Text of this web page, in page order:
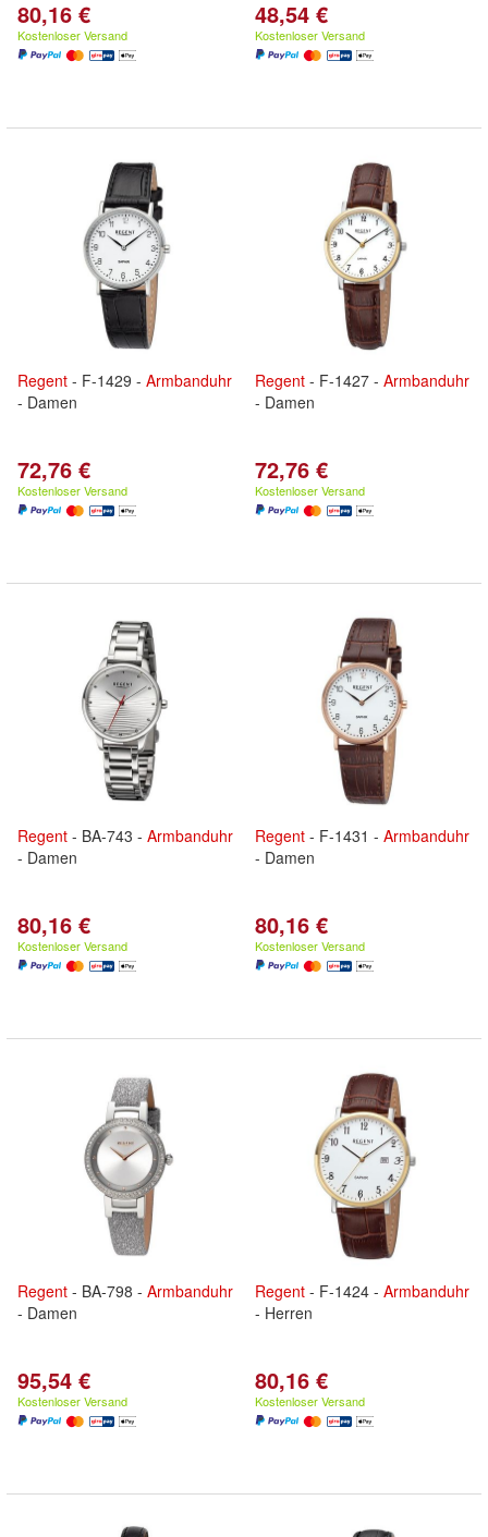
80,16 €
Kostenloser Versand
48,54 €
Kostenloser Versand
Regent - F-1429 - Armbanduhr
- Damen
72,76 €
Kostenloser Versand
Regent - F-1427 - Armbanduhr
- Damen
72,76 €
Kostenloser Versand
Regent - BA-743 - Armbanduhr
- Damen
80,16 €
Kostenloser Versand
Regent - F-1431 - Armbanduhr
- Damen
80,16 €
Kostenloser Versand
Regent - BA-798 - Armbanduhr
- Damen
95,54 €
Kostenloser Versand
Regent - F-1424 - Armbanduhr
- Herren
80,16 €
Kostenloser Versand